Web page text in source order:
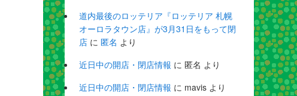
道内最後のロッテリア『ロッテリア 札幌
オーロラタウン店』が3月31日をもって閉
店 に 匿名 より
近日中の開店・閉店情報 に 匿名 より
近日中の開店・閉店情報 に mavis より